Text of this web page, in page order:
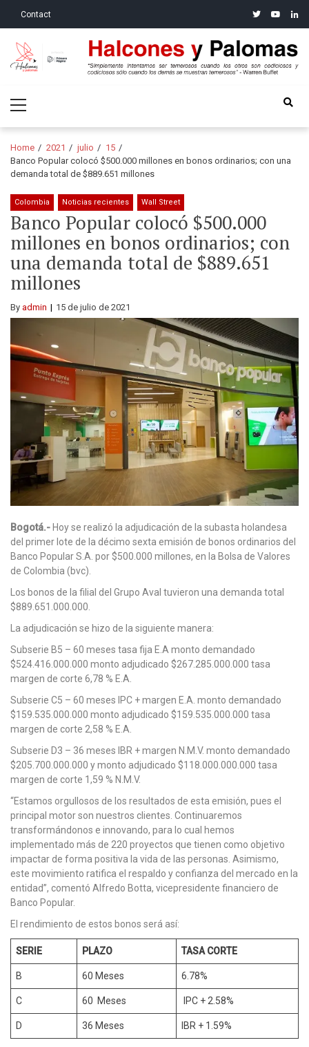
Contact twitteryoutube
Halcones y Palomas
Menu
Home 2021 julio
15
Banco Popular colocó $500.000 millones en bonos ordinarios; con una
demanda total de $889.651 millones
Colombia Noticias recientes Wall Street
Banco Popular colocó $500.000
millones en bonos ordinarios; con
una demanda total de $889.651
millones
By admin 15 de julio de 2021
Bogotá.- Hoy se realizó la adjudicación de la subasta holandesa
del primer lote de la décimo sexta emisión de bonos ordinarios del
Banco Popular S.A. por $500.000 millones, en la Bolsa de Valores
de Colombia (bvc).
Los bonos de la filial del Grupo Aval tuvieron una demanda total
$889.651.000.000.
La adjudicación se hizo de la siguiente manera:
Subserie B5 – 60 meses tasa fija E.A monto demandado
$524.416.000.000 monto adjudicado $267.285.000.000 tasa
margen de corte 6,78 % E.A.
Subserie C5 – 60 meses IPC + margen E.A. monto demandado
$159.535.000.000 monto adjudicado $159.535.000.000 tasa
margen de corte 2,58 % E.A.
Subserie D3 – 36 meses IBR + margen N.M.V. monto demandado
$205.700.000.000 y monto adjudicado $118.000.000.000 tasa
margen de corte 1,59 % N.M.V.
“Estamos orgullosos de los resultados de esta emisión, pues el
principal motor son nuestros clientes. Continuaremos
transformándonos e innovando, para lo cual hemos
implementado más de 220 proyectos que tienen como objetivo
impactar de forma positiva la vida de las personas. Asimismo,
este movimiento ratifica el respaldo y confianza del mercado en la
entidad”, comentó Alfredo Botta, vicepresidente financiero de
Banco Popular.
El rendimiento de estos bonos será así:
SERIE PLAZO TASA CORTE
B 60 Meses 6.78%
C 60 Meses IPC + 2.58%
D 36 Meses IBR + 1.59%